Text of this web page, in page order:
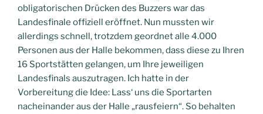
obligatorischen Drücken des Buzzers war das
Landesfinale offiziell eröffnet. Nun mussten wir
allerdings schnell, trotzdem geordnet alle 4.000
Personen aus der Halle bekommen, dass diese zu Ihren
16 Sportstätten gelangen, um Ihre jeweiligen
Landesfinals auszutragen. Ich hatte in der
Vorbereitung die Idee: Lass‘ uns die Sportarten
nacheinander aus der Halle „rausfeiern“. So behalten